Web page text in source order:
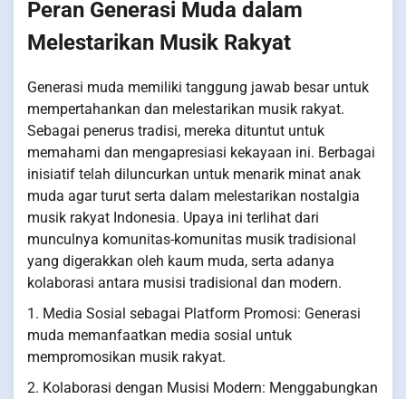
Peran Generasi Muda dalam
Melestarikan Musik Rakyat
Generasi muda memiliki tanggung jawab besar untuk
mempertahankan dan melestarikan musik rakyat.
Sebagai penerus tradisi, mereka dituntut untuk
memahami dan mengapresiasi kekayaan ini. Berbagai
inisiatif telah diluncurkan untuk menarik minat anak
muda agar turut serta dalam melestarikan nostalgia
musik rakyat Indonesia. Upaya ini terlihat dari
munculnya komunitas-komunitas musik tradisional
yang digerakkan oleh kaum muda, serta adanya
kolaborasi antara musisi tradisional dan modern.
1. Media Sosial sebagai Platform Promosi: Generasi
muda memanfaatkan media sosial untuk
mempromosikan musik rakyat.
2. Kolaborasi dengan Musisi Modern: Menggabungkan